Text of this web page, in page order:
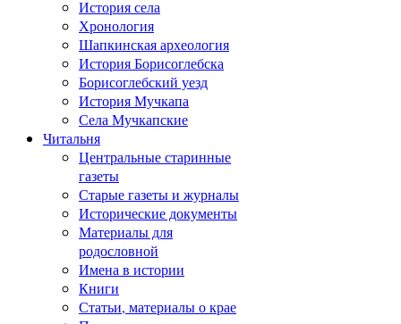
История села
Хронология
Шапкинская археология
История Борисоглебска
Борисоглебский уезд
История Мучкапа
Села Мучкапские
Читальня
Центральные старинные
газеты
Старые газеты и журналы
Исторические документы
Материалы для
родословной
Имена в истории
Книги
Статьи, материалы о крае